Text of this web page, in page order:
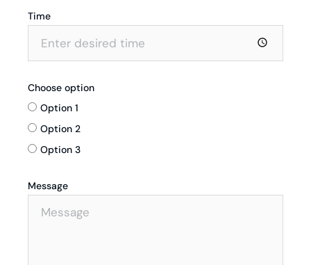
Time
Choose option
Option 1
Option 2
Option 3
Message